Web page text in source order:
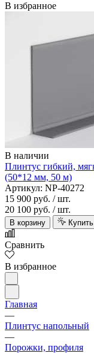
В избранное
В наличии
Плинтус гибкий,
(50*12 мм, 50 м)
Артикул: NP-40272
15 900 руб. / шт.
20 100 руб. / шт.
В корзину
Сравнить
В избранное
Главная
—
Плинтус напольный
—
Порожки, профиля